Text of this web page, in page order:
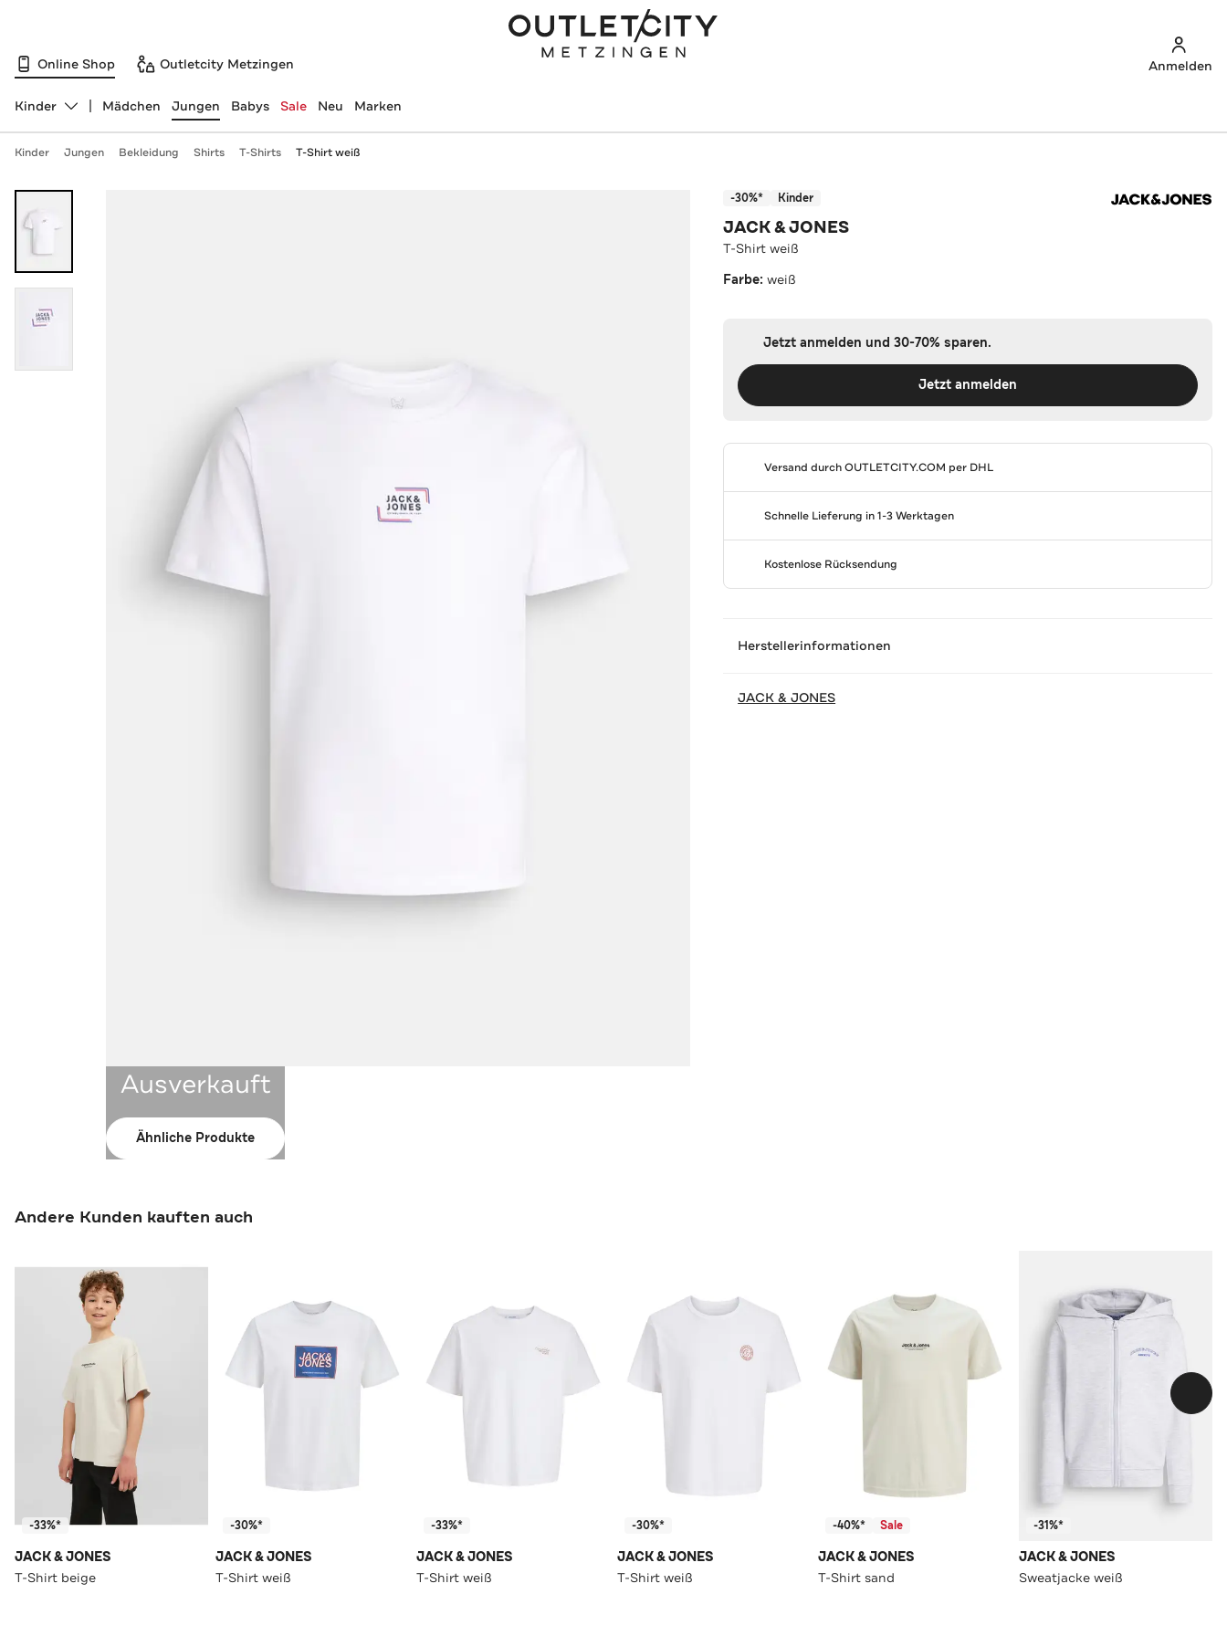
Online Shop Outletcity Metzingen Anmelden
Abteilung ändern, ausgewählt:
Kinder Mädchen Jungen Babys Sale Neu Marken
Kinder Jungen Bekleidung Shirts T-Shirts T-Shirt weiß
Ausverkauft
Ähnliche Produkte
-30%* Kinder
JACK & JONES
T-Shirt weiß
Farbe:weiß
Jetzt anmelden und 30-70% sparen.
Jetzt anmelden
Versand durchOUTLETCITY.COM per DHL
Schnelle Lieferung in 1-3 Werktagen
Kostenlose Rücksendung
Herstellerinformationen
JACK & JONES
Andere Kunden kauften auch
-33%*
JACK & JONES
T-Shirt beige
-30%*
JACK & JONES
T-Shirt weiß
-33%*
JACK & JONES
T-Shirt weiß
-30%*
JACK & JONES
T-Shirt weiß
-40%* Sale
JACK & JONES
T-Shirt sand
-31%*
JACK & JONES
Sweatjacke weiß